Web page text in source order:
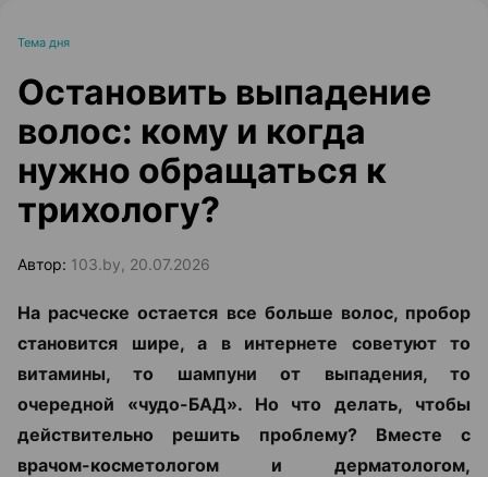
Тема дня
Остановить выпадение
волос: кому и когда
нужно обращаться к
трихологу?
Автор: 103.by, 20.07.2026
На расческе остается все больше волос, пробор
становится шире, а в интернете советуют то
витамины, то шампуни от выпадения, то
очередной «чудо-БАД». Но что делать, чтобы
действительно решить проблему? Вместе с
врачом-косметологом и дерматологом,